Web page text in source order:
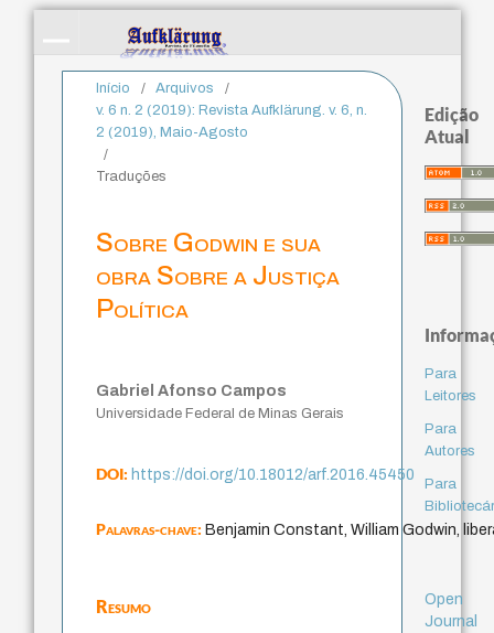
Início / Arquivos
/
v. 6 n. 2 (2019): Revista Aufklärung. v. 6, n.
2 (2019), Maio-Agosto
/
Traduções
Sobre Godwin e sua
obra Sobre a Justiça
Política
Gabriel Afonso Campos
Universidade Federal de Minas Gerais
DOI:https://doi.org/10.18012/arf.2016.45450
Palavras-chave:Benjamin Constant, William Godwin,
Resumo
Edição
Atual
Para
Leitores
Para
Autores
Para
Open
Journal